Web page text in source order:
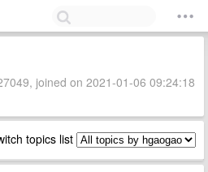
joined on 2021-01-06 09:24:18
topics list